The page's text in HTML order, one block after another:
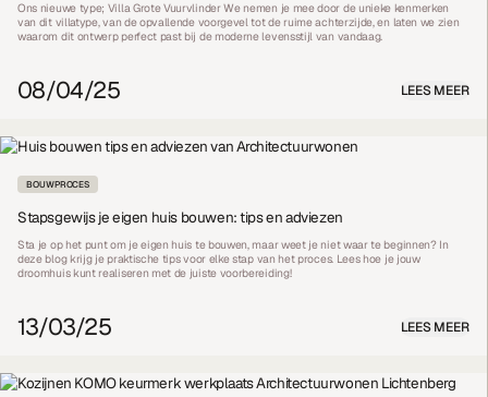
Ons nieuwe type; Villa Grote Vuurvlinder We nemen je mee door de unieke kenmerken
van dit villatype, van de opvallende voorgevel tot de ruime achterzijde, en laten we zien
waarom dit ontwerp perfect past bij de moderne levensstijl van vandaag.
08/04/25 LEES MEER
BOUWPROCES
Stapsgewijs je eigen huis bouwen: tips en adviezen
Sta je op het punt om je eigen huis te bouwen, maar weet je niet waar te beginnen? In
deze blog krijg je praktische tips voor elke stap van het proces. Lees hoe je jouw
droomhuis kunt realiseren met de juiste voorbereiding!
13/03/25 LEES MEER